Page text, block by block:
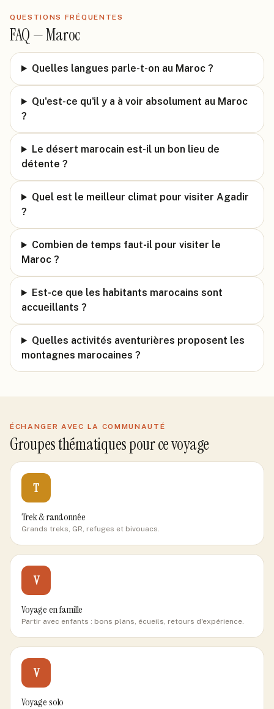
QUESTIONS FRÉQUENTES
FAQ —Maroc
Quelles langues parle-t-on au Maroc ?
Qu'est-ce qu'il y a à voir absolument au Maroc
?
Le désert marocain est-il un bon lieu de
détente ?
Quel est le meilleur climat pour visiter Agadir
?
Combien de temps faut-il pour visiter le
Maroc ?
Est-ce que les habitants marocains sont
accueillants ?
Quelles activités aventurières proposent les
montagnes marocaines ?
ÉCHANGER AVEC LA COMMUNAUTÉ
Groupes thématiques pour ce voyage
T
Trek & randonnée
Grands treks, GR, refuges et bivouacs.
V
Voyage en famille
Partir avec enfants : bons plans, écueils, retours d'expérience.
V
Voyage solo